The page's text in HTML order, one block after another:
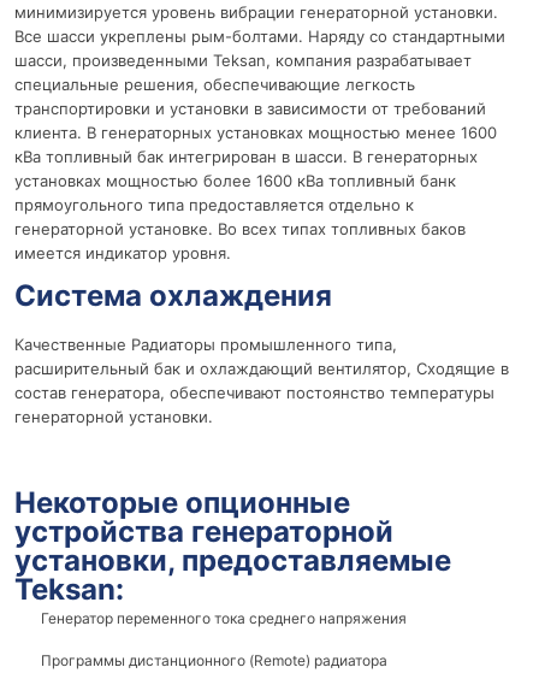
минимизируется уровень вибрации генераторной установки.
Все шасси укреплены рым-болтами. Наряду со стандартными
шасси, произведенными Teksan, компания разрабатывает
специальные решения, обеспечивающие легкость
транспортировки и установки в зависимости от требований
клиента. В генераторных установках мощностью менее 1600
кВа топливный бак интегрирован в шасси. В генераторных
установках мощностью более 1600 кВа топливный банк
прямоугольного типа предоставляется отдельно к
генераторной установке. Во всех типах топливных баков
имеется индикатор уровня.
Система охлаждения
Качественные Радиаторы промышленного типа,
расширительный бак и охлаждающий вентилятор, Сходящие в
состав генератора, обеспечивают постоянство температуры
генераторной установки.
Некоторые опционные
устройства генераторной
установки, предоставляемые
Teksan:
Генератор переменного тока среднего напряжения
Программы дистанционного (Remote) радиатора